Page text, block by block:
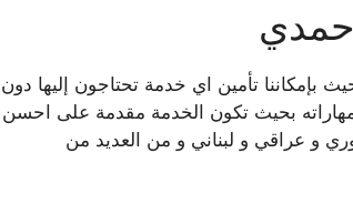
بإمكاننا تأمين اي خدمة تحتاجون إليها دون
بحيث تكون الخدمة مقدمة على احسن
و عراقي و لبناني و من العديد من